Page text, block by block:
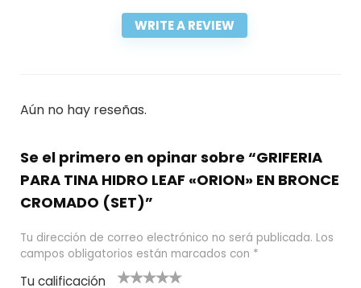
WRITE A REVIEW
Aún no hay reseñas.
Se el primero en opinar sobre “GRIFERIA
PARA TINA HIDRO LEAF «ORION» EN BRONCE
CROMADO (SET)”
Tu dirección de correo electrónico no será publicada. Los
campos obligatorios están marcados con *
Tu calificación